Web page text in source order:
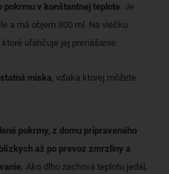
pokrmu v konštantnej teplote. Je
a má objem 800 ml. Na viečku
uľahčuje jej prenášanie.
miska, vďaka ktorej môžete
pokrmy, z domu pripraveného
až po prevoz zmrzliny a
Ako dlho zachová teplotu jedál,